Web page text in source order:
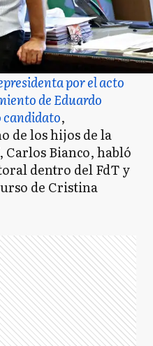
por el acto
de Eduardo
candidato,
de los hijos de la
Carlos Bianco, habló
dentro del FdT y
de Cristina